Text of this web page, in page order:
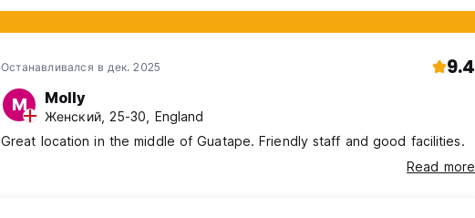
Останавливался в дек. 2025 9.4
M Molly
Женский, 25-30, England
Great location in the middle of Guatape. Friendly staff and good facilities.
Read more